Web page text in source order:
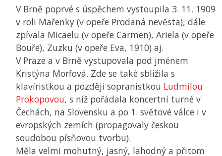
V Brně poprvé s úspěchem vystoupila 3. 11. 1909
v roli Mařenky (v opeře Prodaná nevěsta), dále
zpívala Micaelu (v opeře Carmen), Ariela (v opeře
Bouře), Zuzku (v opeře Eva, 1910) aj.
V Praze a v Brně vystupovala pod jménem
Kristýna Morfová. Zde se také sblížila s
klavíristkou a později sopranistkou Ludmilou
Prokopovou, s níž pořádala koncertní turné v
Čechách, na Slovensku a po 1. světové válce i v
evropských zemích (propagovaly českou
soudobou písňovou tvorbu).
Měla velmi mohutný, jasný, lahodný a přitom